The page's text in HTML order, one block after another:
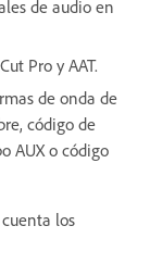
de audio en
Pro y AAT.
de onda de
código de
AUX o código
los